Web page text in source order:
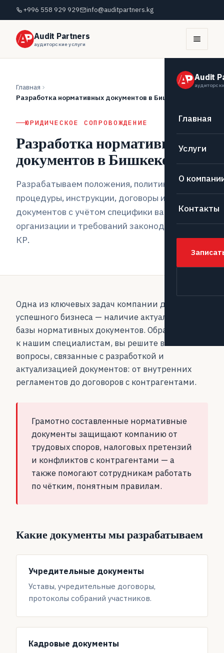
+996 558 929 929 info@auditpartners.kg
Audit Partners
аудиторские услуги
Audit
Главная
Услуги
О
Контакты
Главная
Разработка нормативных документов в Бишкеке
ЮРИДИЧЕСКОЕ СОПРОВОЖДЕНИЕ
Разработка нормативных
документов в Бишкеке
Разрабатываем положения, политики,
процедуры, инструкции, договоры и шаблоны
документов с учётом специфики вашей
организации и требований законодательства
КР.
Одна из ключевых задач компании для
успешного бизнеса — наличие актуальной
базы нормативных документов. Обратившись
к нашим специалистам, вы решите все
вопросы, связанные с разработкой и
актуализацией документов: от внутренних
регламентов до договоров с контрагентами.
Грамотно составленные нормативные
документы защищают компанию от
трудовых споров, налоговых претензий
и конфликтов с контрагентами — а
также помогают сотрудникам работать
по чётким, понятным правилам.
Какие документы мы разрабатываем
Учредительные документы
Уставы, учредительные договоры,
протоколы собраний участников.
Кадровые документы